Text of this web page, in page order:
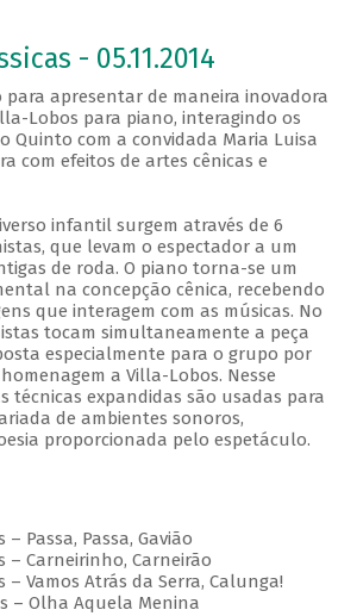
- 05.11.2014
para apresentar de maneira inovadora
Lobos para piano, interagindo os
Quinto com a convidada Maria Luisa
com efeitos de artes cênicas e
infantil surgem através de 6
que levam o espectador a um
de roda. O piano torna-se um
na concepção cênica, recebendo
que interagem com as músicas. No
tocam simultaneamente a peça
especialmente para o grupo por
a Villa-Lobos. Nesse
técnicas expandidas são usadas para
de ambientes sonoros,
proporcionada pelo espetáculo.
Passa, Passa, Gavião
– Carneirinho, Carneirão
– Vamos Atrás da Serra, Calunga!
– Olha Aquela Menina